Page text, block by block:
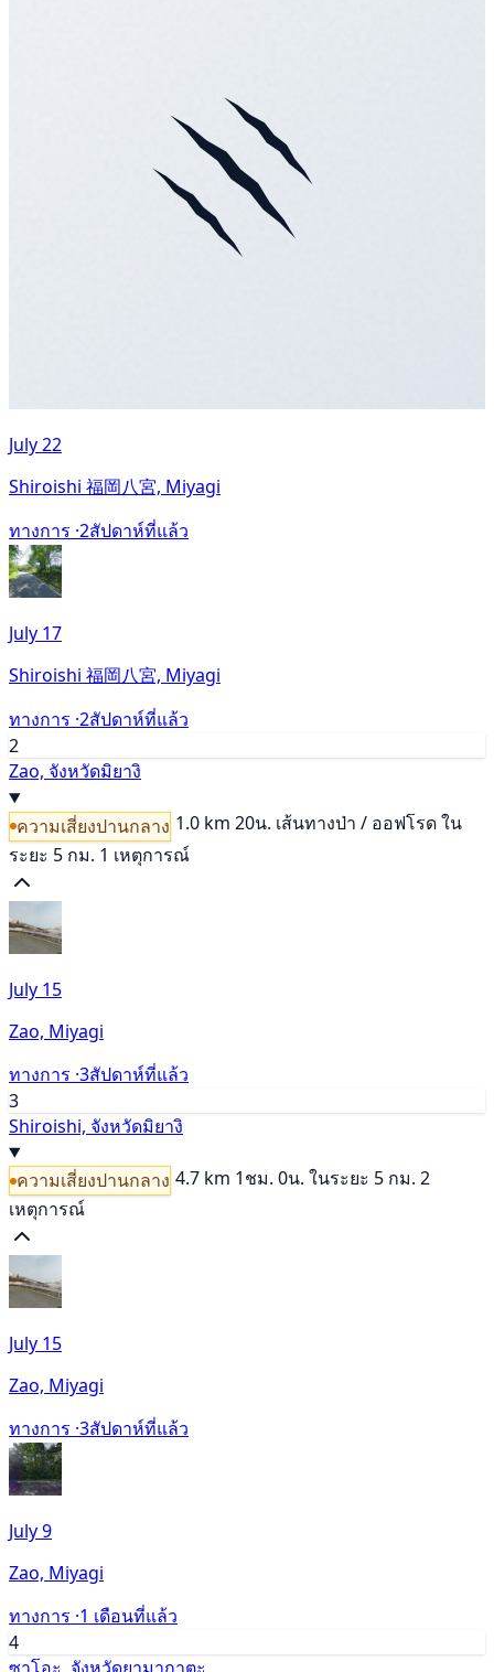
July 22
Shiroishi 福岡八宮, Miyagi
ทางการ ·2สัปดาห์ที่แล้ว
July 17
Shiroishi 福岡八宮, Miyagi
ทางการ ·2สัปดาห์ที่แล้ว
2
Zao, จังหวัดมิยางิ
ความเสี่ยงปานกลาง 1.0 km 20น. เส้นทางป่า / ออฟโรดใน
ระยะ 5 กม. 1 เหตุการณ์
July 15
Zao, Miyagi
ทางการ ·3สัปดาห์ที่แล้ว
3
Shiroishi, จังหวัดมิยางิ
ความเสี่ยงปานกลาง 4.7 km 1ชม. 0น. ในระยะ 5 กม. 2
เหตุการณ์
July 15
Zao, Miyagi
ทางการ ·3สัปดาห์ที่แล้ว
July 9
Zao, Miyagi
ทางการ ·1 เดือนที่แล้ว
4